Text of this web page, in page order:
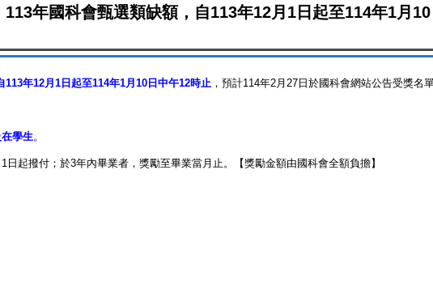
年國科會甄選類缺額，自113年12月1日起至114年1月
113年12月1日起至114年1月10日中午12時止 ， 預計114年2月27日於國科會網站公告受獎名
學生。
起撥付；於3年內畢業者，獎勵至畢業當月止。【獎勵金額由國科會全額負擔】